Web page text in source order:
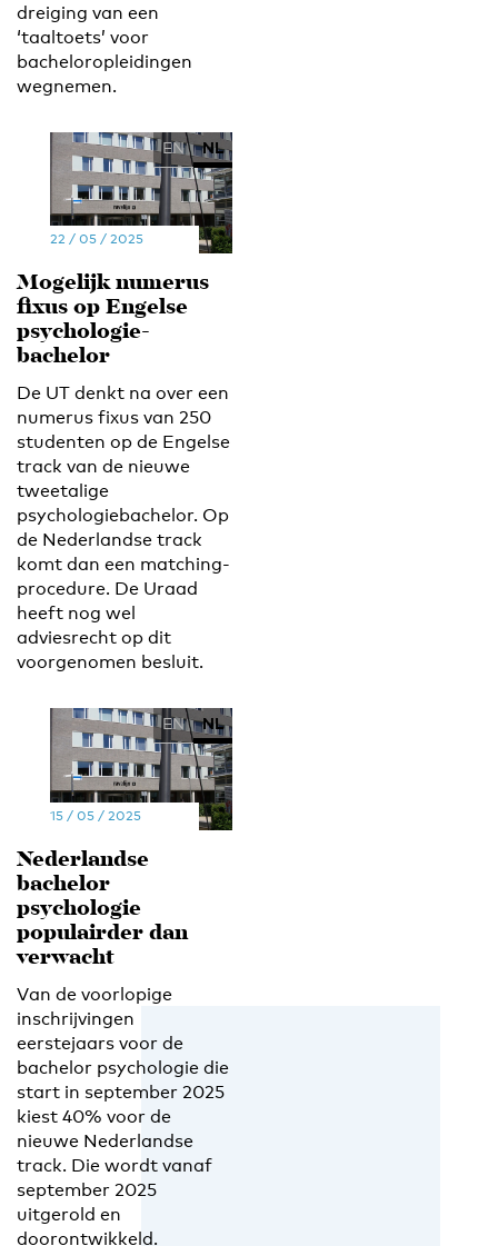
dreiging van een
‘taaltoets’ voor
bacheloropleidingen
wegnemen.
EN NL
22 / 05 / 2025
Mogelijk numerus
fixus op Engelse
psychologie-
bachelor
De UT denkt na over een
numerus fixus van 250
studenten op de Engelse
track van de nieuwe
tweetalige
psychologiebachelor. Op
de Nederlandse track
komt dan een matching-
procedure. De Uraad
heeft nog wel
adviesrecht op dit
voorgenomen besluit.
EN NL
15 / 05 / 2025
Nederlandse
bachelor
psychologie
populairder dan
verwacht
Van de voorlopige
inschrijvingen
eerstejaars voor de
bachelor psychologie die
start in september 2025
kiest 40% voor de
nieuwe Nederlandse
track. Die wordt vanaf
september 2025
uitgerold en
doorontwikkeld.